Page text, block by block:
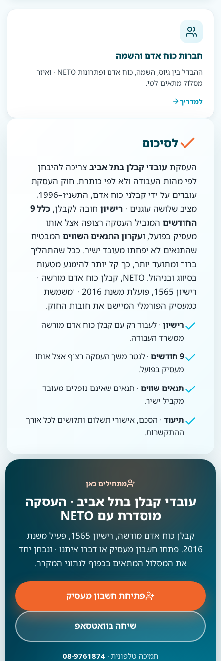
חברות כוח אדם והשמה
ההבדל בין גיוס, השמה, כוח אדם ופתרונות NETO · ואיזה
מסלול מתאים למי.
למדריך
לסיכום
העסקת עובדי קבלן בתל אביב צריכה להיבחן
לפי מהות העבודה ולא לפי כותרת. חוק העסקת
עובדים על ידי קבלני כוח אדם, התשנ״ו–1996,
מציב שלושה עוגנים · רישיון חובה לקבלן,
כלל 9
החודשים המגביל העסקה רצופה אצל אותו
מעסיק בפועל, ועקרון התנאים השווים המבטיח
שהתנאים לא יפחתו מעובד ישיר. ככל שהתהליך
ברור ומתועד יותר, כך קל יותר להימנע מטעות
בסיווג ובניהול. NETO, קבלן כוח אדם מורשה ·
רישיון 1565, פועלת משנת 2016 · ומשמשת
כמעסיק הפורמלי המיישם את חובות החוק.
רישיון · לעבוד רק עם קבלן כוח אדם מורשה
ממשרד העבודה.
9 חודשים
· לנטר משך העסקה רצוף אצל אותו
מעסיק בפועל.
תנאים שווים · תנאים שאינם נופלים מעובד
מקביל ישיר.
תיעוד · הסכם, אישורי תשלום ותלושים לכל אורך
ההתקשרות.
מתחילים כאן
עובדי קבלן בתל אביב · העסקה
מוסדרת עם NETO
קבלן כוח אדם מורשה, רישיון 1565, פעיל משנת
2016. פתחו חשבון מעסיק או דברו איתנו · ונבחן יחד
את המסלול המתאים בכפוף לנתוני המקרה.
פתיחת חשבון מעסיק
שיחה בוואטסאפ
תמיכה טלפונית · 08-9761874